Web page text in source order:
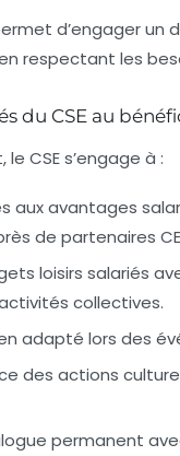
d’engager un
respectant les
du CSE au
CSE s’engage à :
auxavantages
de partenaires
loisirs salariés
collectives.
adapté lors des
des actions
permanent